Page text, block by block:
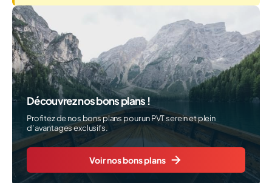
Découvrez nos bons plans !
Profitez de nos bons plans pour un PVT serein et plein
d’avantages exclusifs.
Voir nos bons plans